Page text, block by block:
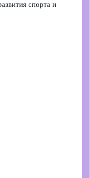
спорта и